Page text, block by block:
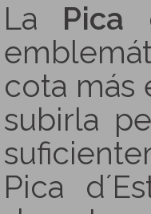
La Pica
cota más
subirla
Pica